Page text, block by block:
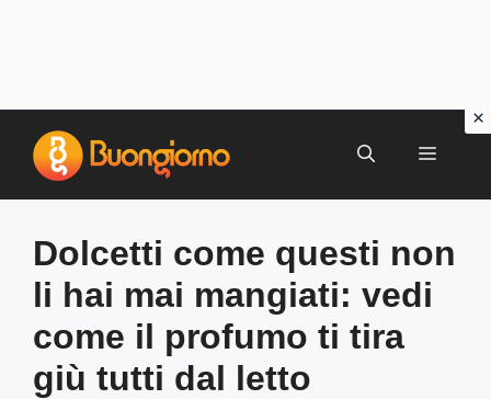
contenuto
MENU
Dolcetti come questi non
li hai mai mangiati: vedi
come il profumo ti tira
giù tutti dal letto